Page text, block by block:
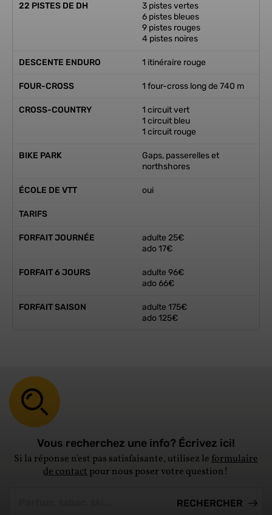
22 PISTES DE DH
3 pistes vertes
6 pistes bleues
9 pistes rouges
4 pistes noires
DESCENTE ENDURO 1 itinéraire rouge
FOUR-CROSS 1 four-cross long de 740 m
CROSS-COUNTRY
1 circuit vert
1 circuit bleu
1 circuit rouge
BIKE PARK
Gaps, passerelles et
northshores
ÉCOLE DE VTT oui
TARIFS
FORFAIT JOURNÉE
adulte 25€
ado 17€
FORFAIT 6 JOURS
adulte 96€
ado 66€
FORFAIT SAISON
adulte 175€
ado 125€
Vous recherchez une info? Écrivez ici!
Si la réponse n'est pas satisfaisante, utilisez leformulaire
de contactpour nous poser votre question!